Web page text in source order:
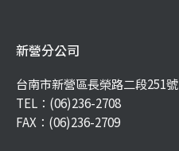
新營分公司
台南市新營區長榮路二段251號
TEL： (06)236-2708
FAX：(06)236-2709